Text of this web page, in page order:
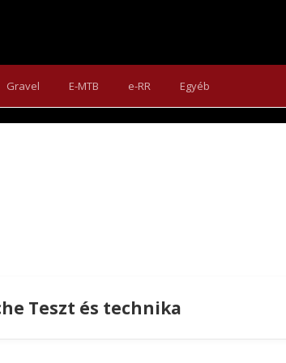
Gravel E-MTB e-RR Egyéb
Teszt és technika